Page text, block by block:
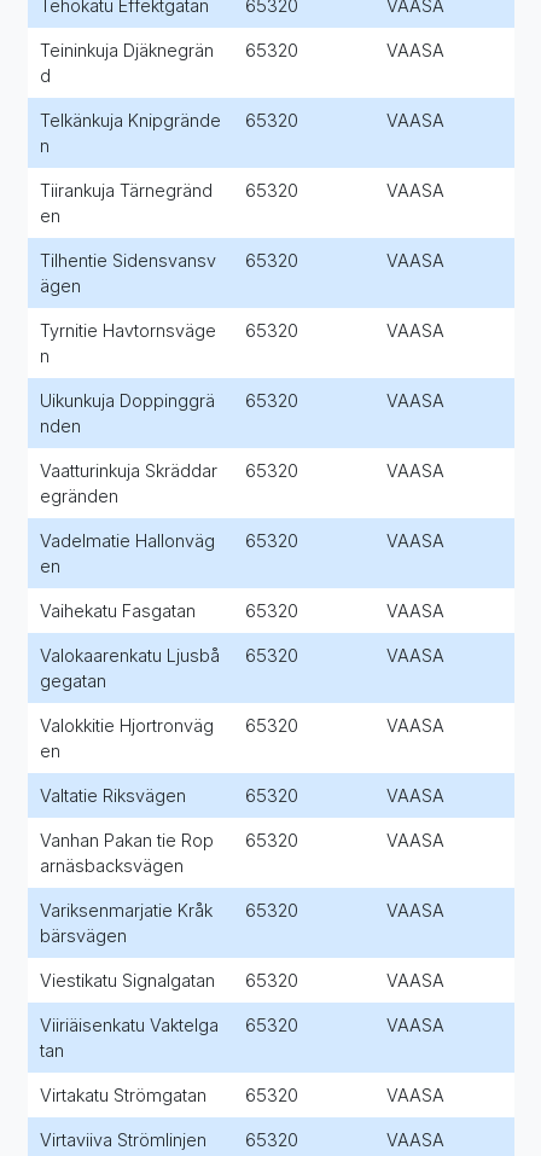
Tehokatu Effektgatan 65320 VAASA
Teininkuja Djäknegrän
d
65320 VAASA
Telkänkuja Knipgrände
n
65320 VAASA
Tiirankuja Tärnegränd
en
65320 VAASA
Tilhentie Sidensvansv
ägen
65320 VAASA
Tyrnitie Havtornsväge
n
65320 VAASA
Uikunkuja Doppinggrä
nden
65320 VAASA
Vaatturinkuja Skräddar
egränden
65320 VAASA
Vadelmatie Hallonväg
en
65320 VAASA
Vaihekatu Fasgatan 65320 VAASA
Valokaarenkatu Ljusbå
gegatan
65320 VAASA
Valokkitie Hjortronväg
en
65320 VAASA
Valtatie Riksvägen 65320 VAASA
Vanhan Pakan tie Rop
arnäsbacksvägen
65320 VAASA
Variksenmarjatie Kråk
bärsvägen
65320 VAASA
Viestikatu Signalgatan 65320 VAASA
Viiriäisenkatu Vaktelga
tan
65320 VAASA
Virtakatu Strömgatan 65320 VAASA
Virtaviiva Strömlinjen 65320 VAASA